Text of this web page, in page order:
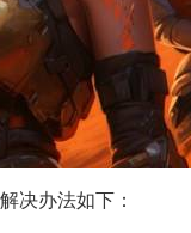
决办法如下：